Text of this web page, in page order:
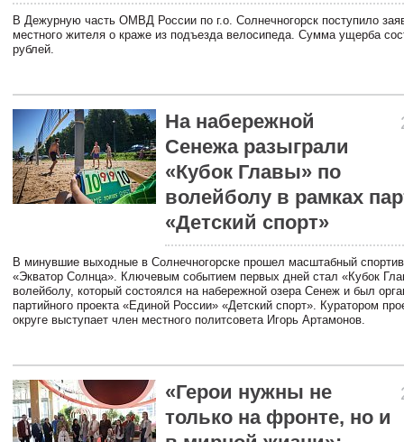
В Дежурную часть ОМВД России по г.о. Солнечногорск поступило
местного жителя о краже из подъезда велосипеда. Сумма ущерба
рублей.
На набережной
Сенежа разыграли
«Кубок Главы» по
волейболу в рамках
«Детский спорт»
В минувшие выходные в Солнечногорске прошел масштабный
«Экватор Солнца». Ключевым событием первых дней стал «Кубок
волейболу, который состоялся на набережной озера Сенеж и был
партийного проекта «Единой России» «Детский спорт». Куратором
округе выступает член местного политсовета Игорь Артамонов.
«Герои нужны не
только на фронте, но и